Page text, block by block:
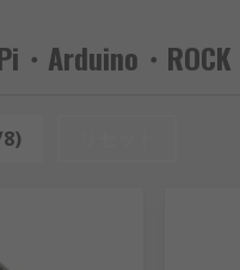
ートメーションや楽器な
Arduino・